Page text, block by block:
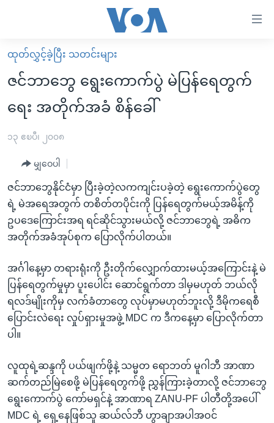
လွယ်ကူ
စေ
Link
များ
အကြောင်းအရာ
ကျော်
ကြည့်
အ
ညွန်း
စာမျက်နှာ
ရန်
မူလစာမျက်နှာ
မြန်မာ
ကမ္ဘာ့သတင်းများ
နိုင်ငံတကာ
အစ္စရေး-ပါလက်စတိုင်း
ဗွီဒီယို
ရပ်ဝန်းတခု လမ်းတခု အလွန်
အင်္ဂလိပ်စာလေ့လာမယ်
အမေရိကန်သုံးအီဒီယံ
မကြေးမုံရဲ့ အင်္ဂလိပ်စာ
ရုပ်ရှင်ထဲက အင်္ဂလိပ်စာ
သုတပဒေသာ အင်္ဂလိပ်စာ
အပတ်စဉ်ကဏ္ဍများ
ရေဒီယို
တီဗွီ
ရေဒီယိုနှင့်ရုပ်သံ အချက်အလက်များ
ရေဒီယို/တီဗွီအစီအစဉ်
Learning English
ဗွီအိုအေ လူမှုကွန်ယက်များ
ဘာသာစကားများ
ထုတ်လွှင့်ခဲ့ပြီး သတင်းများ
ဇင်ဘာဘွေ ရွေးကောက်ပွဲ မဲပြန်ရေတွက်
ရေး အတိုက်အခံ စိန်ခေါ်
၁၃ ဧၿပီ၊ ၂၀၀၈
မျှဝေပါ
ဇင်ဘာဘွေနိုင်ငံမှာ ပြီးခဲ့တဲ့လကကျင်းပခဲ့တဲ့ ရွေးကောက်ပွဲတွေ
ရဲ့ မဲအရေအတွက် တစိတ်တပိုင်းကို ပြန်ရေတွက်မယ့်အမိန့်ကို
ဥပဒေကြောင်းအရ ရင်ဆိုင်သွားမယ်လို့ ဇင်ဘာဘွေရဲ့ အဓိက
အတိုက်အခံအုပ်စုက ပြောလိုက်ပါတယ်။
အင်္ဂါနေ့မှာ တရားရုံးကို ဦးတိုက်လျှောက်ထားမယ့်အကြောင်းနဲ့ မဲ
ပြန်ရေတွက်မှုမှာ ပူးပေါင်း ဆောင်ရွက်တာ ဒါမှမဟုတ် ဘယ်လို
ရလဒ်မျိုးကိုမှ လက်ခံတာတွေ လုပ်မှာမဟုတ်ဘူးလို့ ဒီမိုကရေစီ
ပြောင်းလဲရေး လှုပ်ရှားမှုအဖွဲ့ MDC က ဒီကနေ့မှာ ပြောလိုက်တာ
ပါ။
လူထုရဲ့ဆန္ဒကို ပယ်ဖျက်ဖို့နဲ့ သမ္မတ ရောဘတ် မူဂါဘီ အာဏာ
ဆက်တည်မြဲစေဖို့ မဲပြန်ရေတွက်ဖို့ ညွှန်ကြားခဲ့တာလို့ ဇင်ဘာဘွေ
ရွေးကောက်ပွဲ ကော်မရှင်နဲ့ အာဏာရ ZANU-PF ပါတီတို့အပေါ်
MDC ရဲ့ ရှေ့နေဖြစ်သူ ဆယ်လ်ဘီ ဟွာချာအပါအဝင်